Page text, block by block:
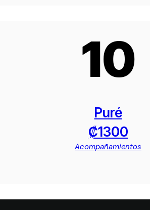
10
Puré
₡1300
Acompañamientos